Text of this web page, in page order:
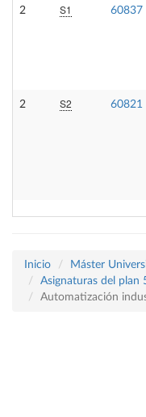
2 S1 60837
2 S2 60821
Inicio
Máster
Asignaturas del plan
Automatización